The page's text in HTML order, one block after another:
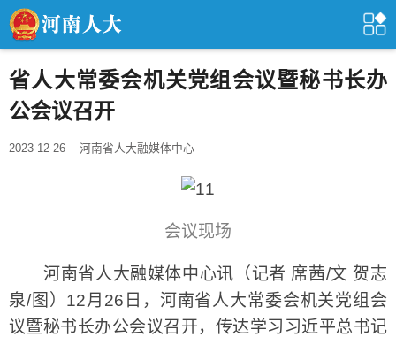
省人大常委会机关党组会议暨秘书长办
公会议召开
2023-12-26 河南省人大融媒体中心
会议现场
河南省人大融媒体中心讯（记者 席茜/文 贺志
泉/图）12月26日，河南省人大常委会机关党组会
议暨秘书长办公会议召开，传达学习习近平总书记